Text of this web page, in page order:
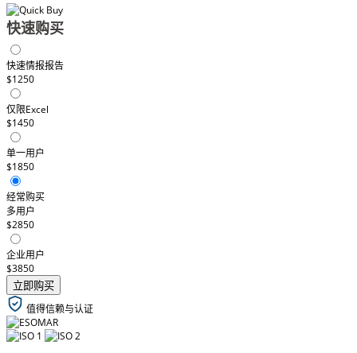
快速购买
快速情报报告
$1250
仅限Excel
$1450
单一用户
$1850
经常购买
多用户
$2850
企业用户
$3850
立即购买
值得信赖与认证